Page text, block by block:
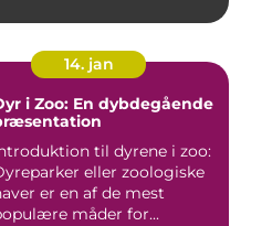
14. jan
i Zoo: En dybdegående
til dyrene i zoo:
eller zoologiske
er en af de mest
måder for...